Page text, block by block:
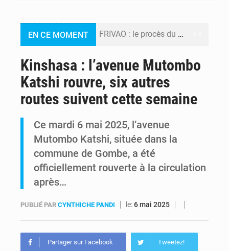
EN CE MOMENT FRIVAO : le procès du détournement de 325 millions de dollars reporté à la mi-août
Alerte Ebola à Kinshasa : Un bateau sous haute surveillance accoste à Maluku avec 200 passagers à bord
Kinshasa : l’avenue Mutombo
Katshi rouvre, six autres
routes suivent cette semaine
Ce mardi 6 mai 2025, l’avenue
Mutombo Katshi, située dans la
commune de Gombe, a été
officiellement rouverte à la circulation
après…
PUBLIÉ PAR CYNTHICHE PANDI le:6 mai 2025
Partager sur Facebook Tweetez!